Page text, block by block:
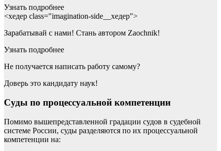
Узнать подробнее
<хедер class="imagination-side__хедер">
Зарабатывай с нами! Стань автором Zaochnik!
Узнать подробнее
Не получается написать работу самому?
Доверь это кандидату наук!
Суды по процессуальной компетенции
Помимо вышепредставленной градации судов в судебной
системе России, суды разделяются по их процессуальной
компетенции на: